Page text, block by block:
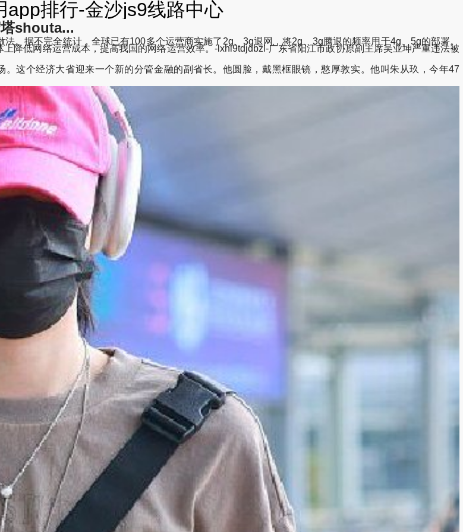
排行-金沙js9线路中心
shouta...
据不完全统计，全球已有100多个运营商实施了2g、3g退网，将2g、3g腾退的频率用于4g、5g的部署。
降低网络运营成本，提高我国的网络运营效率。-lxhl9tdjdbzl-广东省阳江市政协原副主席吴业坤严重违法被
个经济大省迎来一个新的分管金融的副省长。他圆脸，戴黑框眼镜，憨厚敦实。他叫朱从玖，今年47